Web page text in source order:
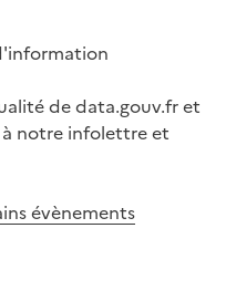
de data.gouv.fr et
à notre infolettre et
évènements